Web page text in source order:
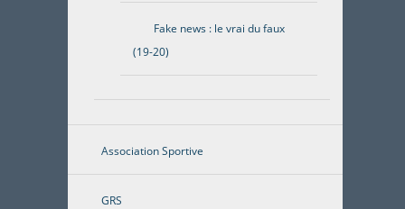
Fake news : le vrai du faux
(19-20)
Association Sportive
GRS